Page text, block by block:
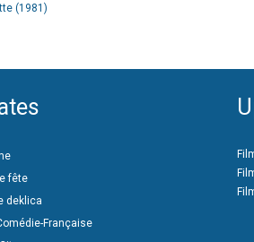
(1981)
fête
deklica
Française